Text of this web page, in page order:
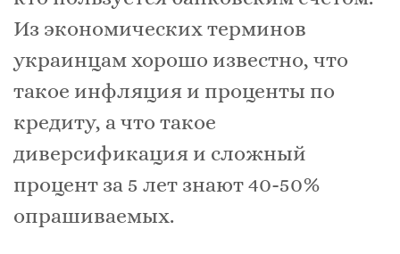
Из экономических терминов
украинцам хорошо известно, что
такое инфляция и проценты по
кредиту, а что такое
диверсификация и сложный
процент за 5 лет знают 40-50%
опрашиваемых.